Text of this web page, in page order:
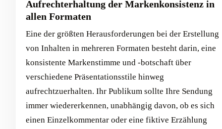
Aufrechterhaltung der Markenkonsistenz in
allen Formaten
Eine der größten Herausforderungen bei der Erstellung
von Inhalten in mehreren Formaten besteht darin, eine
konsistente Markenstimme und -botschaft über
verschiedene Präsentationsstile hinweg
aufrechtzuerhalten. Ihr Publikum sollte Ihre Sendung
immer wiedererkennen, unabhängig davon, ob es sich
einen Einzelkommentar oder eine fiktive Erzählung